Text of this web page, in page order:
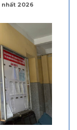
2026